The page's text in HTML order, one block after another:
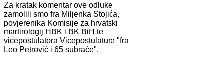
Za kratak komentar ove odluke
zamolili smo fra Miljenka Stojića,
povjerenika Komisije za hrvatski
martirologij HBK i BK BiH te
vicepostulatora Vicepostulature "fra
Leo Petrović i 65 subraće".